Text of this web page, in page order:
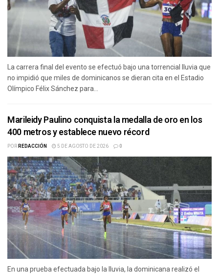
La carrera final del evento se efectuó bajo una torrencial lluvia que
no impidió que miles de dominicanos se dieran cita en el Estadio
Olímpico Félix Sánchez para...
Marileidy Paulino conquista la medalla de oro en los
400 metros y establece nuevo récord
PORREDACCIÓN 5 DE AGOSTO DE 2026 0
En una prueba efectuada bajo la lluvia, la dominicana realizó el